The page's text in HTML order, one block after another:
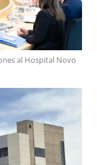
al Hospital Novo